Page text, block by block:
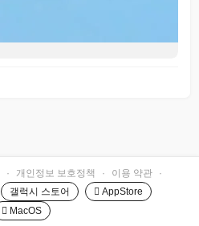
· 개인정보 보호정책 · 이용 약관
·
갤럭시 스토어
 AppStore
 MacOS